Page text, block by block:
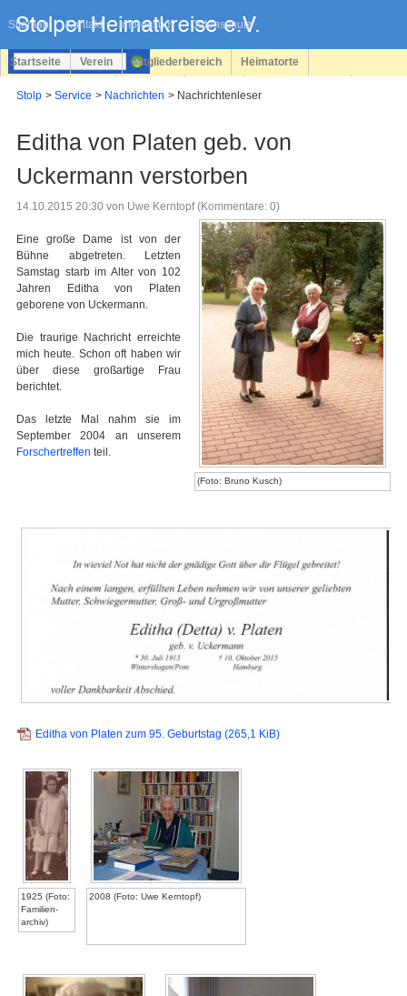
Sitemap Kontakt Impressum Datenschutz
überspringen
Startseite Verein Mitgliederbereich Heimatorte
Stolp Service Nachrichten Nachrichtenleser
Editha von Platen geb. von
Uckermann verstorben
14.10.2015 20:30 von Uwe Kerntopf (Kommentare: 0)
(Foto: Bruno Kusch)
Eine große Dame ist von der
Bühne abgetreten. Letzten
Samstag starb im Alter von 102
Jahren Editha von Platen
geborene von Uckermann.
Die traurige Nachricht erreichte
mich heute. Schon oft haben wir
über diese großartige Frau
berichtet.
Das letzte Mal nahm sie im
September 2004 an unserem
Forschertreffen teil.
Editha von Platen zum 95. Geburtstag (265,1 KiB)
1925 (Foto:
Familien-
archiv)
2008 (Foto: Uwe Kerntopf)